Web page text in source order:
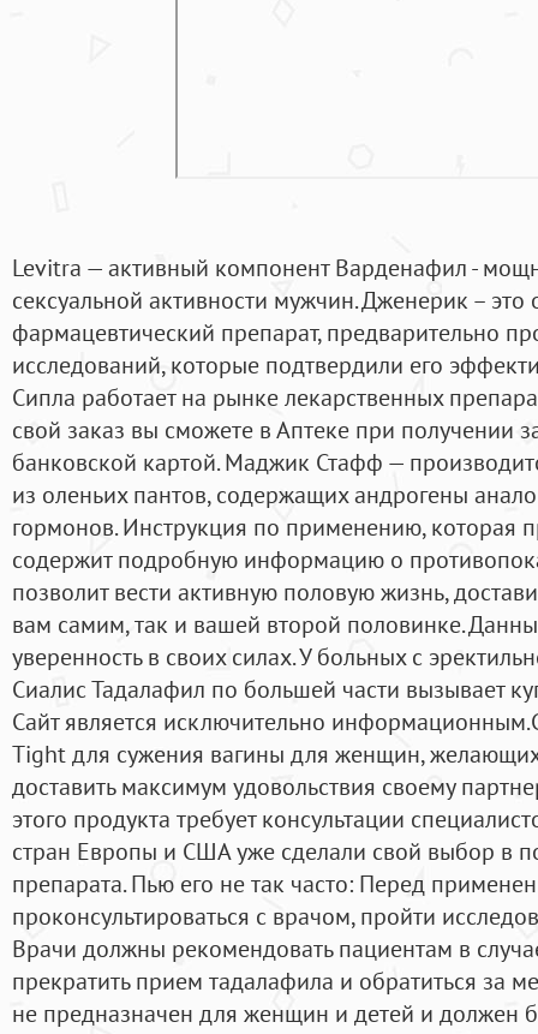
Levitra — активный компонент Варденафил -
сексуальной активности мужчин. Дженерик –
фармацевтический препарат, предварительно
исследований, которые подтвердили его
Сипла работает на рынке лекарственных
свой заказ вы сможете в Аптеке при получении
банковской картой. Маджик Стафф —
из оленьих пантов, содержащих андрогены
гормонов. Инструкция по применению, которая
содержит подробную информацию о
позволит вести активную половую жизнь,
вам самим, так и вашей второй половинке.
уверенность в своих силах. У больных с
Сиалис Тадалафил по большей части вызывает
Сайт является исключительно
Tight для сужения вагины для женщин,
доставить максимум удовольствия своему
этого продукта требует консультации
стран Европы и США уже сделали свой выбор в
препарата. Пью его не так часто: Перед
проконсультироваться с врачом, пройти
Врачи должны рекомендовать пациентам в
прекратить прием тадалафила и обратиться за
не предназначен для женщин и детей и должен